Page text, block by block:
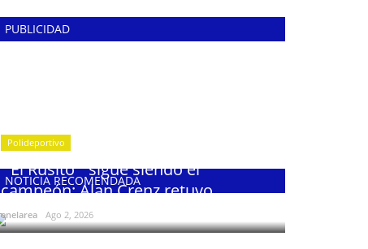
PUBLICIDAD
NOTICIA RECOMENDADA
Polideportivo
¨El Rusito¨ sigue siendo el
campeón: Alan Crenz retuvo...
enelarea Ago 2, 2026